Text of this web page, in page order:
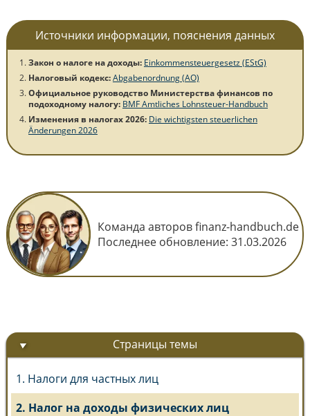
Источники информации, пояснения данных
Закон о налоге на доходы: Einkommensteuergesetz (EStG)
Налоговый кодекс: Abgabenordnung (AO)
Официальное руководство Министерства финансов по
подоходному налогу: BMF Amtliches Lohnsteuer-Handbuch
Изменения в налогах 2026: Die wichtigsten steuerlichen
Änderungen 2026
Команда авторов finanz-handbuch.de
Последнее обновление: 31.03.2026
Страницы темы
1. Налоги для частных лиц
2. Налог на доходы физических лиц